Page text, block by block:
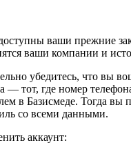
ваши прежние
ваши компании и
убедитесь, что вы
— тот, где номер
в Базисмеде. Тогда вы
со всеми данными.
аккаунт: